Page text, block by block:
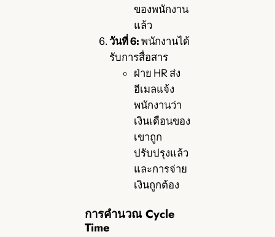
ของพนักงาน
แล้ว
วันที่ 6: พนักงานได้
รับการสื่อสาร
ฝ่าย HR ส่ง
อีเมลแจ้ง
พนักงานว่า
เงินเดือนของ
เขาถูก
ปรับปรุงแล้ว
และการจ่าย
เงินถูกต้อง
การคำนวณ Cycle
Time